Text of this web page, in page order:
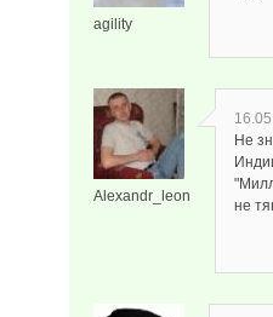
agility
Alexandr_leon
Не
не